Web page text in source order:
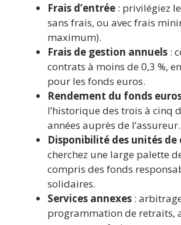
Frais d’entrée : privilégiez
sans frais, ou avec frais
maximum).
Frais de gestion annuels :
contrats à moins de 0,3 %,
pour les fonds euros.
Rendement du fonds
l’historique des trois à cinq
années auprès de l’assureur.
Disponibilité des unités de
cherchez une large palette
compris des fonds
solidaires.
Services annexes :
programmation de retraits,